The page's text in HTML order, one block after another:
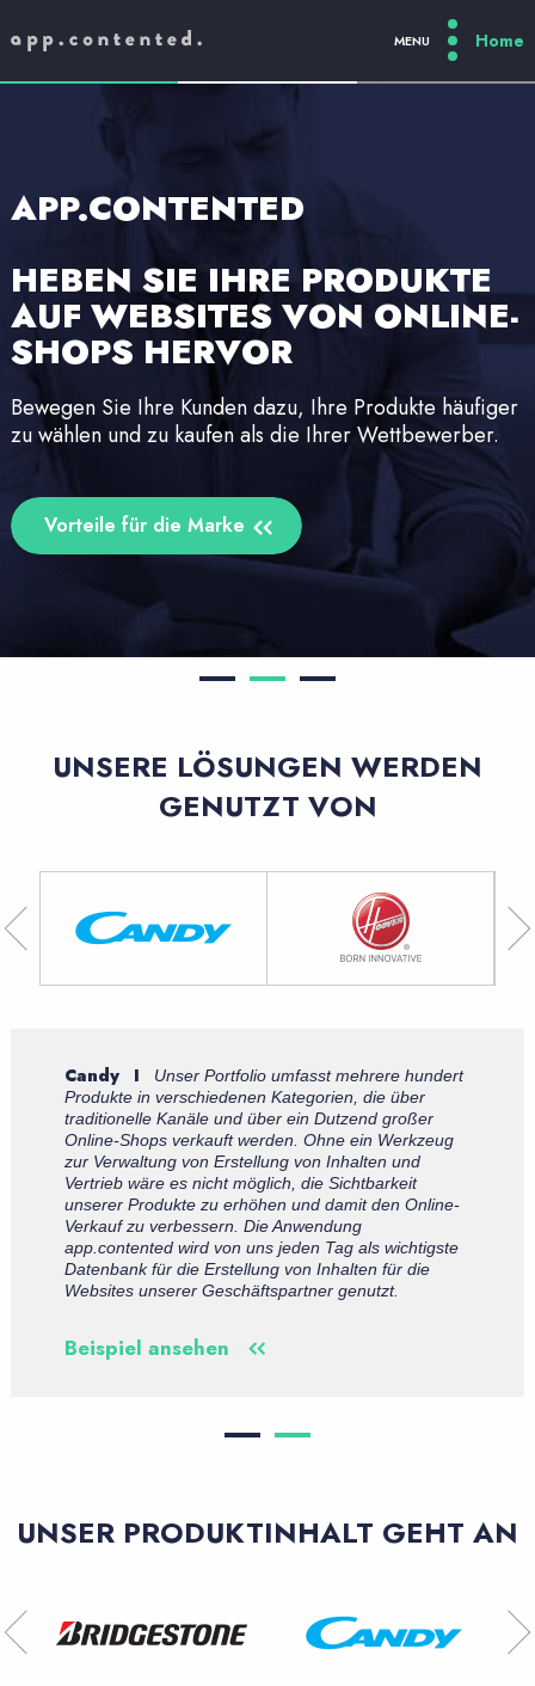
MENU
APP.CONTENTED
HEBEN SIE IHRE PRODUKTE
AUF WEBSITES VON ONLINE-
SHOPS HERVOR
Bewegen Sie Ihre Kunden dazu, Ihre Produkte häufiger
zu wählen und zu kaufen als die Ihrer Wettbewerber.
Vorteile für die Marke
UNSERE LÖSUNGEN WERDEN
GENUTZT VON
Hoover I
app.contented ist eine äußerst
Lösung bei der Einführung neuer Produkte in
Online-Angebot. Die Anwendung ermöglicht
Inhalte zu generieren, die gleichzeitig auf
verschiedene Geschäftspartner zugeschnitten
Im Rahmen unserer Zusammenarbeit mit
setzen wir erfahrene Copywriter,
Programmierer ein, die für uns reichhaltige
entwickeln und uns bei der Erstellung immer
attraktiverer Beschreibungen unterstützen.
Beispiel ansehen
UNSER PRODUKTINHALT GEHT AN